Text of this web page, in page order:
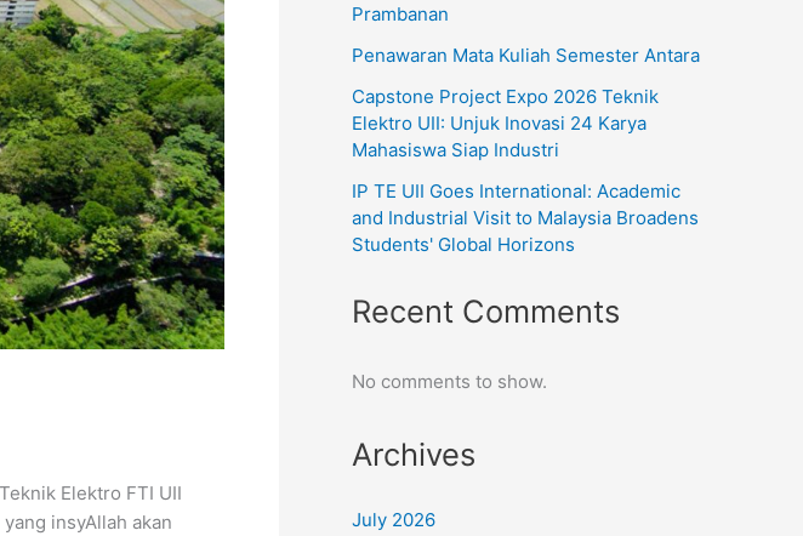
Elektro FTI UII
insyAllah akan
Prambanan
Penawaran Mata Kuliah Semester Antara
Capstone Project Expo 2026 Teknik
Elektro UII: Unjuk Inovasi 24 Karya
Mahasiswa Siap Industri
IP TE UII Goes International: Academic
and Industrial Visit to Malaysia Broadens
Students' Global Horizons
Recent Comments
No comments to show.
Archives
July 2026